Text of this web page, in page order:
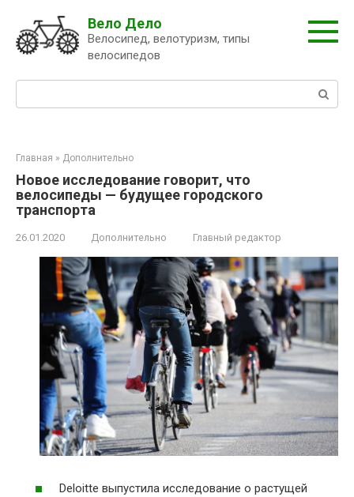
контенту
Вело Дело
Велосипед, велотуризм, типы
велосипедов
Главная » Дополнительно
Новое исследование говорит, что
велосипеды — будущее городского
транспорта
26.01.2020 Дополнительно Главный редактор
Deloitte выпустила исследование о растущей